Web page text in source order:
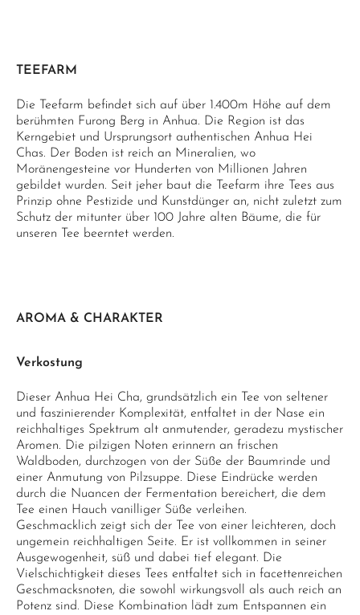
TEEFARM
Die Teefarm befindet sich auf über 1.400m Höhe auf dem
berühmten Furong Berg in Anhua. Die Region ist das
Kerngebiet und Ursprungsort authentischen Anhua Hei
Chas. Der Boden ist reich an Mineralien, wo
Moränengesteine vor Hunderten von Millionen Jahren
gebildet wurden. Seit jeher baut die Teefarm ihre Tees aus
Prinzip ohne Pestizide und Kunstdünger an, nicht zuletzt zum
Schutz der mitunter über 100 Jahre alten Bäume, die für
unseren Tee beerntet werden.
AROMA & CHARAKTER
Verkostung
Dieser Anhua Hei Cha, grundsätzlich ein Tee von seltener
und faszinierender Komplexität, entfaltet in der Nase ein
reichhaltiges Spektrum alt anmutender, geradezu mystischer
Aromen. Die pilzigen Noten erinnern an frischen
Waldboden, durchzogen von der Süße der Baumrinde und
einer Anmutung von Pilzsuppe. Diese Eindrücke werden
durch die Nuancen der Fermentation bereichert, die dem
Tee einen Hauch vanilliger Süße verleihen.
Geschmacklich zeigt sich der Tee von einer leichteren, doch
ungemein reichhaltigen Seite. Er ist vollkommen in seiner
Ausgewogenheit, süß und dabei tief elegant. Die
Vielschichtigkeit dieses Tees entfaltet sich in facettenreichen
Geschmacksnoten, die sowohl wirkungsvoll als auch reich an
Potenz sind. Diese Kombination lädt zum Entspannen ein